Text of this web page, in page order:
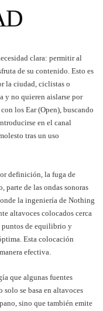
clara: permitir al
de su contenido. Esto es
la ciudad, ciclistas o
y no quieren aislarse por
los Ear (Open), buscando
en el canal
tras un uso
definición, la fuga de
de las ondas sonoras
la ingeniería de Nothing
altavoces colocados cerca
puntos de equilibrio y
Esta colocación
efectiva.
que algunas fuentes
solo se basa en altavoces
sino que también emite